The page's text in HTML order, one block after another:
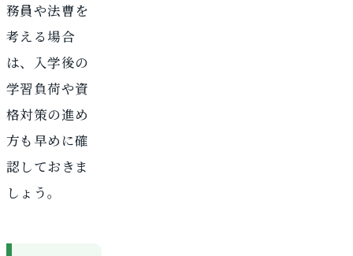
務員や法曹を
考える場合
は、入学後の
学習負荷や資
格対策の進め
方も早めに確
認しておきま
しょう。